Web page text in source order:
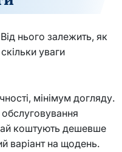
нього залежить, як
уваги
мінімум догляду.
коштують дешевше
варіант на щодень.